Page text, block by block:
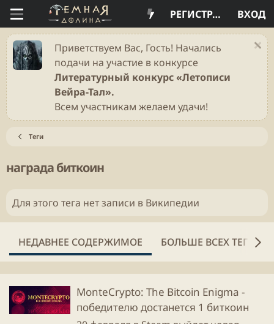
ВХОД
РЕГИСТРАЦИЯ
Приветствуем Вас, Гость! Начались
подачи на участие в конкурсе
Литературный конкурс «Летописи
Вейра-Тал».
Всем участникам желаем удачи!
Теги
награда биткоин
Для этого тега нет записи в Википедии
НЕДАВНЕЕ СОДЕРЖИМОЕ БОЛЬШЕ ВСЕХ ТЕГОВ
MonteCrypto: The Bitcoin Enigma -
победителю достанется 1 биткоин